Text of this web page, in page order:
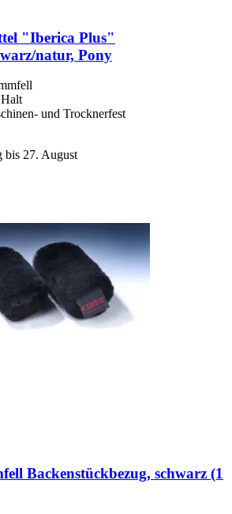
"Iberica Plus"
natur, Pony
und Trocknerfest
bis 27. August
Backenstückbezug, schwarz (1